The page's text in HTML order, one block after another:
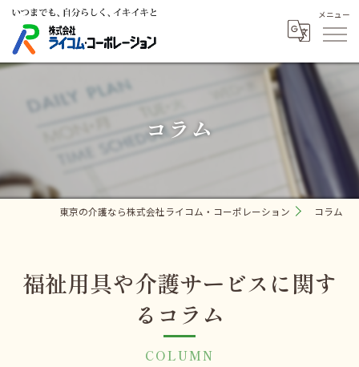
コラム
東京の介護なら株式会社ライコム・コーポレーション コラム
福祉用具や介護サービスに関す
るコラム
COLUMN